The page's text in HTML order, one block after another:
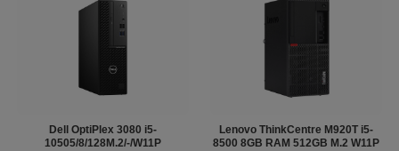
Dell OptiPlex 3080 i5-
10505/8/128M.2/-/W11P
Lenovo ThinkCentre M920T i5-
8500 8GB RAM 512GB M.2 W11P